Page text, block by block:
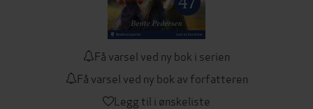
Få varsel ved ny bok i serien
Få varsel ved ny bok av forfatteren
Legg til i ønskeliste